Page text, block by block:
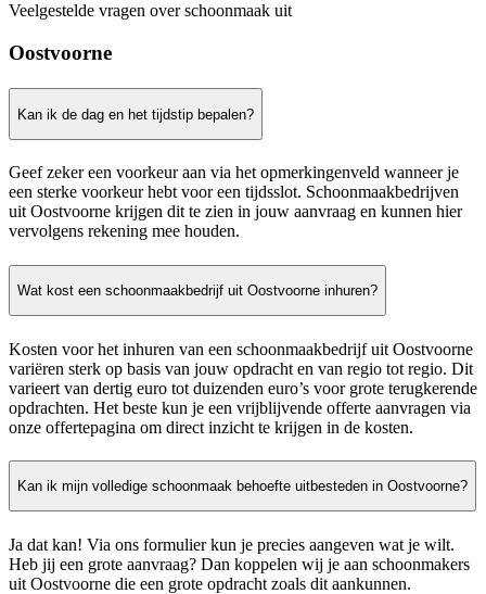
Veelgestelde vragen over schoonmaak uit
Oostvoorne
Kan ik de dag en het tijdstip bepalen?
Geef zeker een voorkeur aan via het opmerkingenveld wanneer je
een sterke voorkeur hebt voor een tijdsslot. Schoonmaakbedrijven
uit Oostvoorne krijgen dit te zien in jouw aanvraag en kunnen hier
vervolgens rekening mee houden.
Wat kost een schoonmaakbedrijf uit Oostvoorne inhuren?
Kosten voor het inhuren van een schoonmaakbedrijf uit Oostvoorne
variëren sterk op basis van jouw opdracht en van regio tot regio. Dit
varieert van dertig euro tot duizenden euro’s voor grote terugkerende
opdrachten. Het beste kun je een vrijblijvende offerte aanvragen via
onze offertepagina om direct inzicht te krijgen in de kosten.
Kan ik mijn volledige schoonmaak behoefte uitbesteden in Oostvoorne?
Ja dat kan! Via ons formulier kun je precies aangeven wat je wilt.
Heb jij een grote aanvraag? Dan koppelen wij je aan schoonmakers
uit Oostvoorne die een grote opdracht zoals dit aankunnen.